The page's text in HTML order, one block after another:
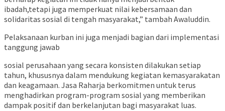
ibadah,tetapi juga memperkuat nilai kebersamaan dan
solidaritas sosial di tengah masyarakat,” tambah Awaluddin.
Pelaksanaan kurban ini juga menjadi bagian dari implementasi
tanggung jawab
sosial perusahaan yang secara konsisten dilakukan setiap
tahun, khususnya dalam mendukung kegiatan kemasyarakatan
dan keagamaan. Jasa Raharja berkomitmen untuk terus
menghadirkan program-program sosial yang memberikan
dampak positifdan berkelanjutan bagi masyarakat luas.